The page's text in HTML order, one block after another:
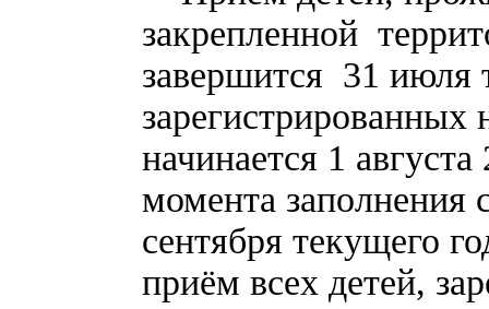
закрепленной
завершится 31 июля
зарегистрированных
начинается 1
момента заполнения
сентября текущего
приём всех детей,